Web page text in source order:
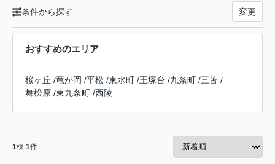
条件から探す 変更
おすすめのエリア
桜ヶ丘 /竜が岡 /平松 /東水町 /王塚台 /九条町 /三苫 /
舞松原 /東九条町 /西陵
1棟 1件